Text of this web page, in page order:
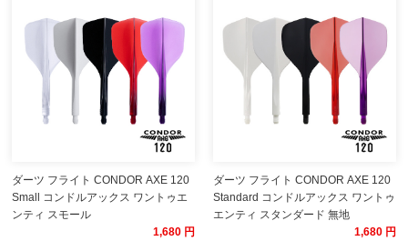
ダーツ フライト CONDOR AXE 120
Small コンドルアックス ワントゥエ
ンティ スモール
1,680 円
ダーツ フライト CONDOR AXE 120
Standard コンドルアックス ワントゥ
エンティ スタンダード 無地
1,680 円